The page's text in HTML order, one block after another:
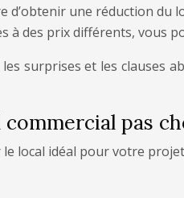
d’obtenir une réduction du
à des prix différents,
surprises et les clauses
pas
local idéal pour votre